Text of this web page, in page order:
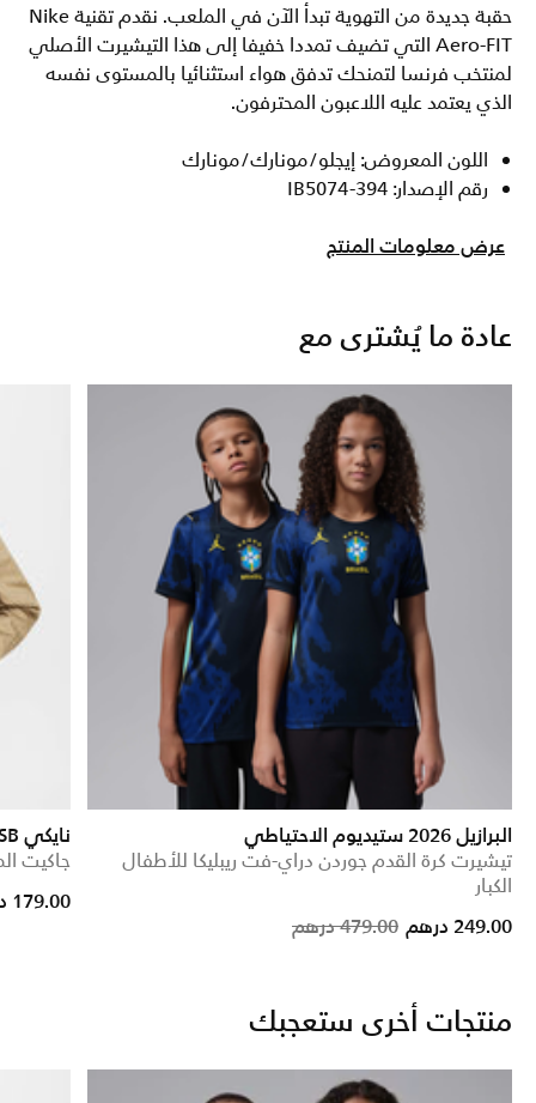
حقبة جديدة من التهوية تبدأ الآن في الملعب. نقدم تقنية Nike
Aero-FIT التي تضيف تمددا خفيفا إلى هذا التيشيرت الأصلي
لمنتخب فرنسا لتمنحك تدفق هواء استثنائيا بالمستوى نفسه
الذي يعتمد عليه اللاعبون المحترفون.
اللون المعروض: إيجلو/مونارك/مونارك
رقم الإصدار: IB5074-394
عرض معلومات المنتج
عادة ما يُشترى مع
البرازيل 2026 ستيديوم الاحتياطي
تيشيرت كرة القدم جوردن دراي-فت ريبليكا للأطفال
الكبار
Price reduced from
479.00 درهم 249.00 درهم
نايكي SB
جاكيت
from179.00 درهم
منتجات أخرى ستعجبك